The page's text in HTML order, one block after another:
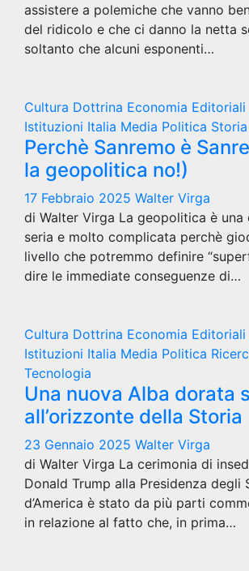
assistere a polemiche che vanno
del ridicolo e che ci danno la netta
soltanto che alcuni esponenti…
Cultura Dottrina Economia Editoriali
Istituzioni Italia Media Politica Storia
Perchè Sanremo è
la geopolitica no!)
17 Febbraio 2025 Walter Virga
di Walter Virga La geopolitica è una
seria e molto complicata perchè
livello che potremmo definire
dire le immediate conseguenze di…
Cultura Dottrina Economia Editoriali
Istituzioni Italia Media Politica
Tecnologia
Una nuova Alba dorata
all’orizzonte della Storia
23 Gennaio 2025 Walter Virga
di Walter Virga La cerimonia di
Donald Trump alla Presidenza degli
d’America è stato da più parti
in relazione al fatto che, in prima…